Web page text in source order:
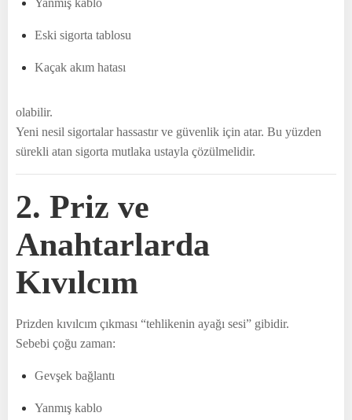
Eski sigorta tablosu
Kaçak akım hatası
olabilir.
Yeni nesil sigortalar hassastır ve güvenlik için atar. Bu yüzden
sürekli atan sigorta mutlaka ustayla çözülmelidir.
2. Priz ve
Anahtarlarda
Kıvılcım
Prizden kıvılcım çıkması “tehlikenin ayağı sesi” gibidir.
Sebebi çoğu zaman:
Gevşek bağlantı
Yanmış kablo